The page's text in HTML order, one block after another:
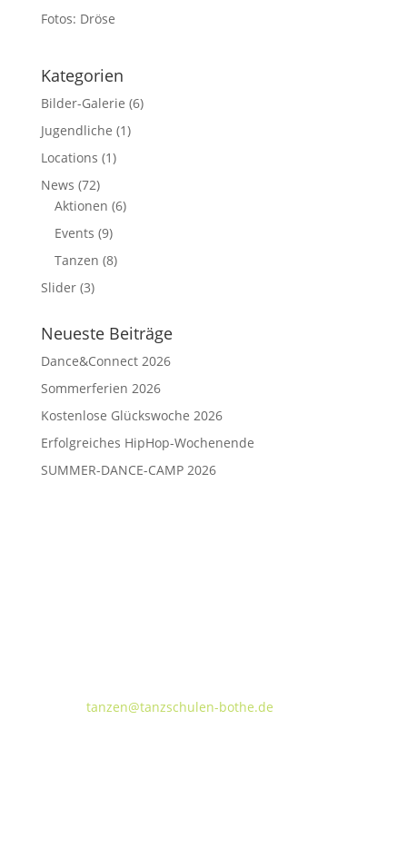
Fotos: Dröse
Kategorien
Bilder-Galerie (6)
Jugendliche (1)
Locations (1)
News (72)
Aktionen (6)
Events (9)
Tanzen (8)
Slider(3)
Neueste Beiträge
Dance&Connect 2026
Sommerferien 2026
Kostenlose Glückswoche 2026
Erfolgreiches HipHop-Wochenende
SUMMER-DANCE-CAMP 2026
tanzen@tanzschulen-bothe.de